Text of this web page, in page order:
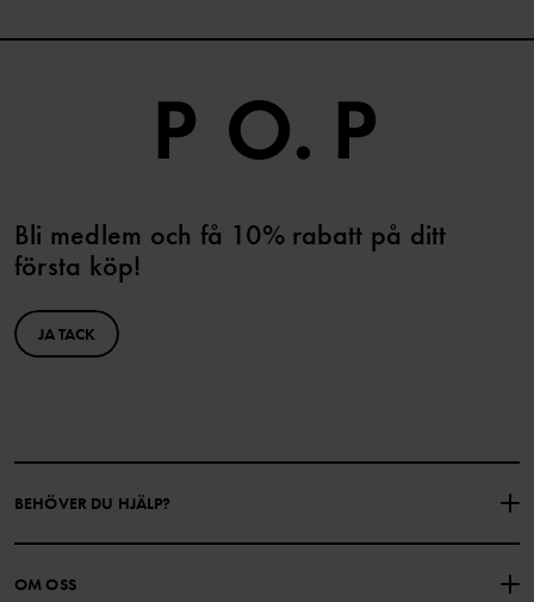
Bli medlem och få 10% rabatt på ditt
första köp!
JA TACK
BEHÖVER DU HJÄLP?
KONTAKTA OSS
OM OSS